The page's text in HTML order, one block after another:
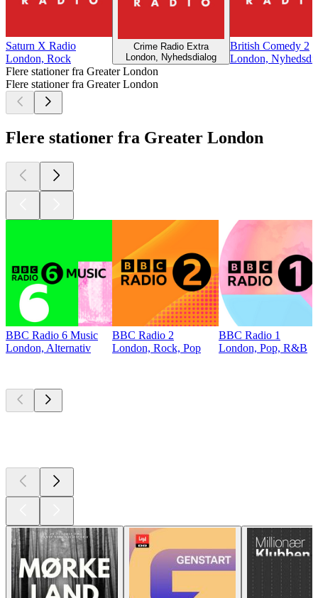
Saturn X Radio
London, Rock
Crime Radio Extra
London, Nyhedsdialog
British Comedy 2
London,
Flere stationer fra Greater London
Flere stationer fra Greater London
Flere stationer fra Greater London
BBC Radio 6 Music
London, Alternativ
BBC Radio 2
London, Rock, Pop
BBC Radio 1
London, Pop, R&B